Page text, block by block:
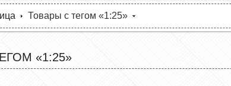
Товары с тегом «1:25»
«1:25»